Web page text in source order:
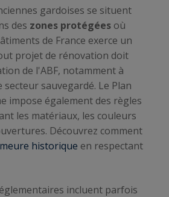
gardoises se situent
des zones protégées où
de France exerce un
projet de rénovation doit
de l'ABF, notamment à
secteur sauvegardé. Le Plan
impose également des règles
les matériaux, les couleurs
Découvrez comment
historique en respectant
incluent parfois